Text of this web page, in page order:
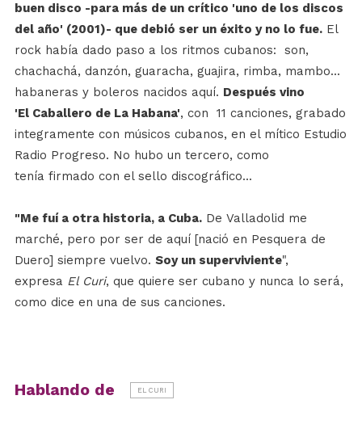
buen disco -para más de un crítico 'uno de los discos
del año' (2001)- que debió ser un éxito y no lo fue.El
rock había dado paso a los ritmos cubanos: son,
chachachá, danzón, guaracha, guajira, rimba, mambo...
habaneras y boleros nacidos aquí. Después vino
'El Caballero de La Habana', con 11 canciones, grabado
integramente con músicos cubanos, en el mítico Estudio
Radio Progreso. No hubo un tercero, como
tenía firmado con el sello discográfico...
"Me fuí a otra historia, a Cuba.De Valladolid me
marché, pero por ser de aquí [nació en Pesquera de
Duero] siempre vuelvo. Soy un superviviente",
expresa El Curi, que quiere ser cubano y nunca lo será,
como dice en una de sus canciones.
Hablando de EL CURI